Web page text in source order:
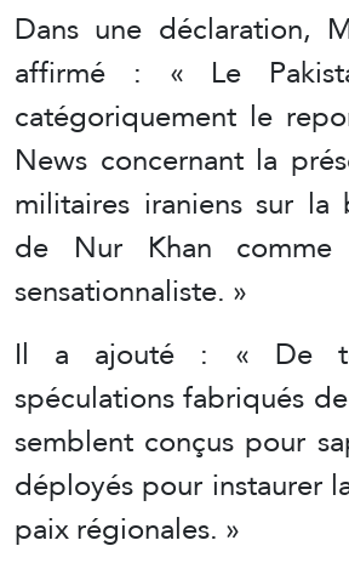
Dans une déclaration,
affirmé : « Le
catégoriquement le
News concernant la
militaires iraniens sur la
de Nur Khan
sensationnaliste. »
Il a ajouté : « De
spéculations fabriqués
semblent conçus pour
déployés pour instaurer
paix régionales. »